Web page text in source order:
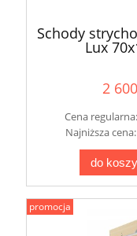
Schody
Lux
2
Cena
Najniższa cena:
do
promocja